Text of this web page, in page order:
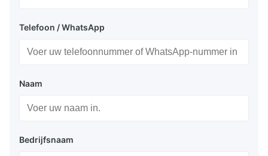
Telefoon / WhatsApp
Naam
Bedrijfsnaam